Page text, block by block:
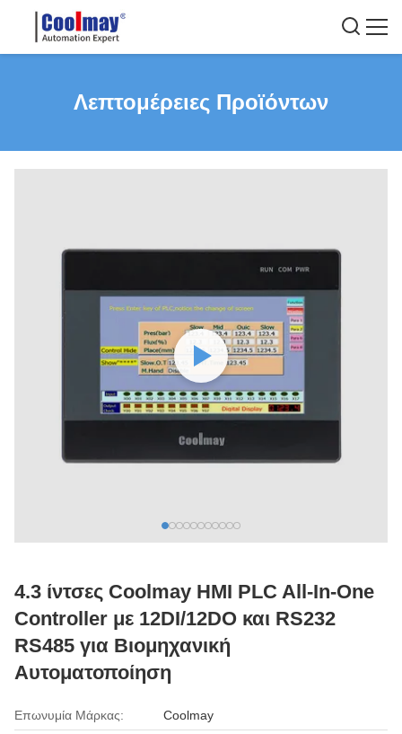
Λεπτομέρειες Προϊόντων
4.3 ίντσες Coolmay HMI PLC All-In-One
Controller με 12DI/12DO και RS232
RS485 για Βιομηχανική
Αυτοματοποίηση
Επωνυμία Μάρκας: Coolmay